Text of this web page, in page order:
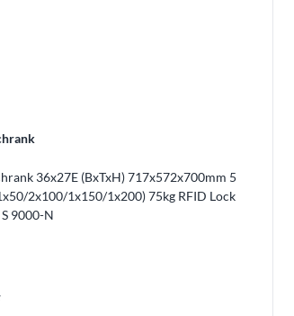
36x27E (BxTxH) 717x572x700mm 5
2x100/1x150/1x200) 75kg RFID Lock
9000-N